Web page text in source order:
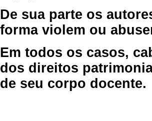
De sua parte os
forma violem ou
Em todos os casos,
dos direitos
de seu corpo docente.